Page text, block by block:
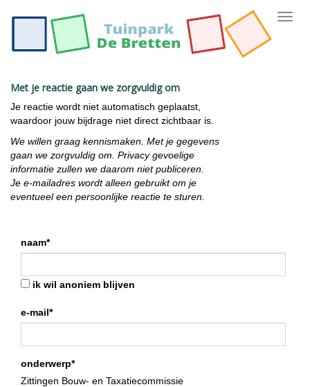
Met je reactie gaan we zorgvuldig om
Je reactie wordt niet automatisch geplaatst,
waardoor jouw bijdrage niet direct zichtbaar is.
We willen graag kennismaken. Met je gegevens
gaan we zorgvuldig om. Privacy gevoelige
informatie zullen we daarom niet publiceren.
Je e-mailadres wordt alleen gebruikt om je
eventueel een persoonlijke reactie te sturen.
naam*
ik wil anoniem blijven
e-mail*
onderwerp*
Zittingen Bouw- en Taxatiecommissie